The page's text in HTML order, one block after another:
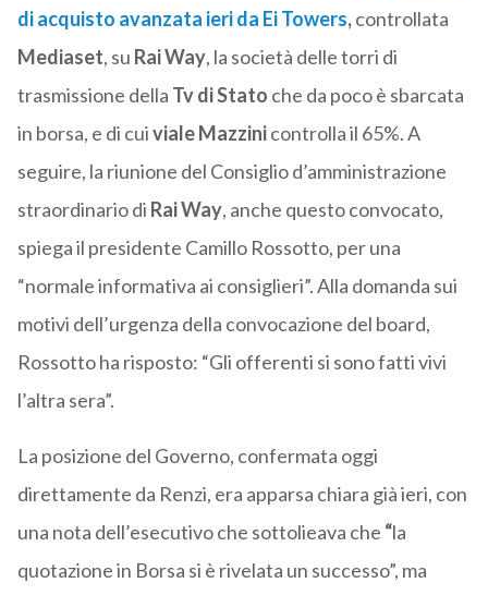
di acquisto avanzata ieri da Ei Towers,controllata
Mediaset, su RaiWay, la società delle torri di
trasmissione della Tv di Stato che da poco è sbarcata
in borsa, e di cuiviale Mazzinicontrolla il 65%. A
seguire, la riunione del Consiglio d’amministrazione
straordinario di Rai Way, anche questo convocato,
spiega il presidente Camillo Rossotto, per una
“normale informativa ai consiglieri”. Alla domanda sui
motivi dell’urgenza della convocazione del board,
Rossotto ha risposto: “Gli offerenti si sono fatti vivi
l’altra sera”.
La posizione del Governo, confermata oggi
direttamente da Renzi, era apparsa chiara già ieri, con
una nota dell’esecutivo che sottolieava che “la
quotazione in Borsa si è rivelata un successo”, ma